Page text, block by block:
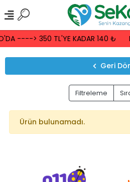
----> 350 TL'YE KADAR 140 ₺
Geri
Filtreleme
Ürün bulunamadı.